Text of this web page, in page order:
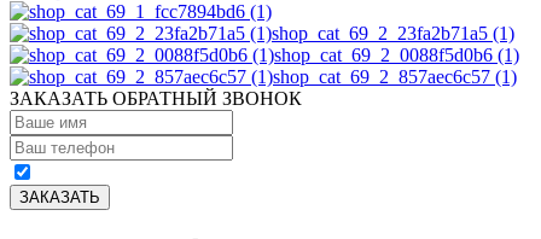
shop_cat_69_2_23fa2b71a5 (1)
shop_cat_69_2_0088f5d0b6 (1)
shop_cat_69_2_857aec6c57 (1)
ЗАКАЗАТЬ ОБРАТНЫЙ ЗВОНОК